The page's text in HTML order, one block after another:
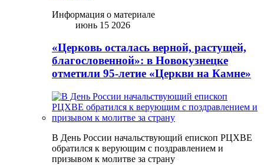
Информация о материале
июнь 15 2026
«Церковь осталась верной, растущей,
благословенной»: в Новокузнецке
отметили 95-летие «Церкви на Камне»
В День России начальствующий епископ РЦХВЕ
обратился к верующим с поздравлением и
призывом к молитве за страну